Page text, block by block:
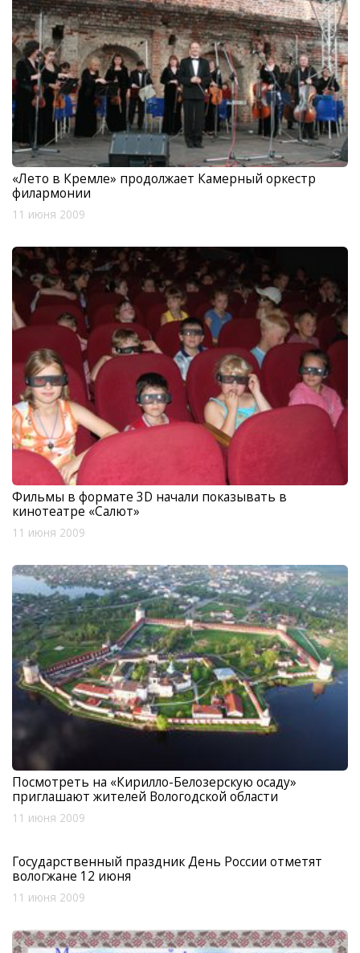
«Лето в Кремле» продолжает Камерный оркестр
филармонии
11 июня 2009
Фильмы в формате 3D начали показывать в
кинотеатре «Салют»
11 июня 2009
Посмотреть на «Кирилло-Белозерскую осаду»
приглашают жителей Вологодской области
11 июня 2009
Государственный праздник День России отметят
вологжане 12 июня
11 июня 2009